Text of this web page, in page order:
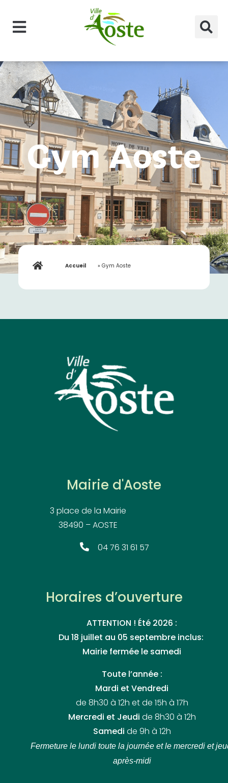
Gym Aoste
Accueil »Gym Aoste
Mairie d'Aoste
3 place de la Mairie
38490 – AOSTE
04 76 31 61 57
Horaires d’ouverture
ATTENTION ! Été 2026 :
Du 18 juillet au 05 septembre inclus:
Mairie fermée le samedi
Toute l’année :
Mardi et Vendredi
de 8h30 à 12h et de 15h à 17h
Mercredi et Jeudi de 8h30 à 12h
Samedi de 9h à 12h
Fermeture le lundi toute la journée et le mercredi et
après-midi